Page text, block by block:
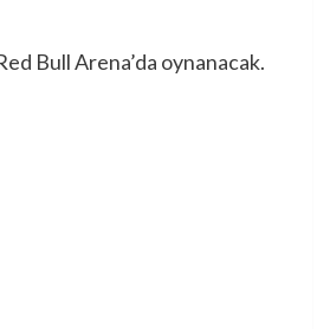
Bull Arena’da oynanacak.